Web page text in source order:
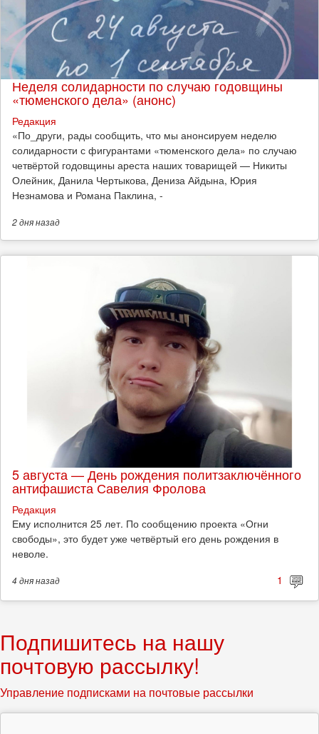
Неделя солидарности по случаю годовщины
«тюменского дела» (анонс)
Редакция
​«По_други, рады сообщить, что мы анонсируем неделю
солидарности с фигурантами «тюменского дела» по случаю
четвёртой годовщины ареста наших товарищей — Никиты
Олейник, Данила Чертыкова, Дениза Айдына, Юрия
Незнамова и Романа Паклина, -
2 дняназад
5 августа — День рождения политзаключённого
антифашиста Савелия Фролова
Редакция
Ему исполнится 25 лет. По сообщению проекта «Огни
свободы», это будет уже четвёртый его день рождения в
неволе.
4 дняназад 1
Подпишитесь на нашу
почтовую рассылку!
Управление подписками на почтовые рассылки